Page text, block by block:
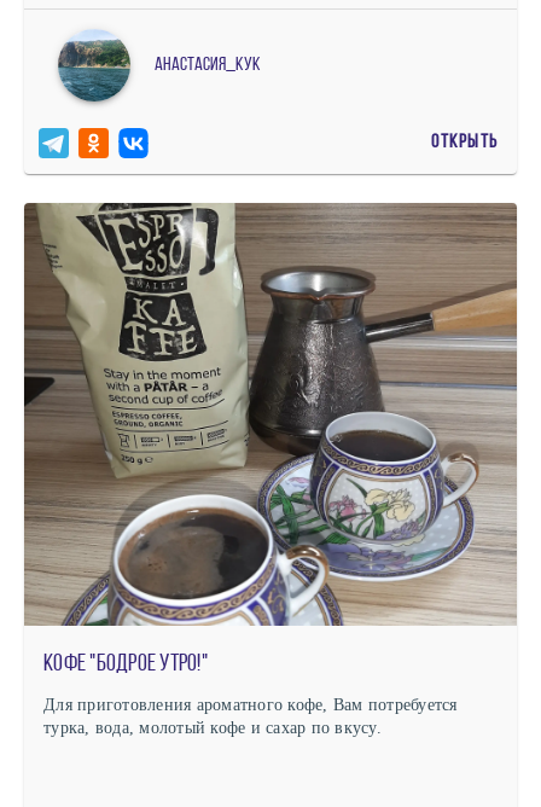
Анастасия_кук
ОТКРЫТЬ
Кофе "Бодрое утро!"
Для приготовления ароматного кофе, Вам потребуется
турка, вода, молотый кофе и сахар по вкусу.